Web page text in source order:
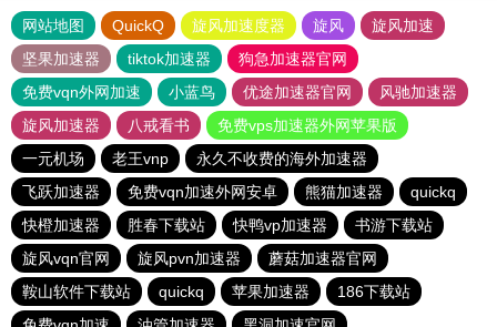
网站地图 QuickQ 旋风加速度器 旋风
旋风加速
坚果加速器
tiktok加速器
狗急加速器官网
免费vqn外网加速
小蓝鸟 优途加速器官网
风驰加速器
旋风加速器
八戒看书
免费vps加速器外网苹果版
一元机场
老王vnp
永久不收费的海外加速器
飞跃加速器
免费vqn加速外网安卓 熊猫加速器
quickq
快橙加速器
胜春下载站 快鸭vp加速器
书游下载站
旋风vqn官网
旋风pvn加速器
蘑菇加速器官网
鞍山软件下载站
quickq 苹果加速器
186下载站